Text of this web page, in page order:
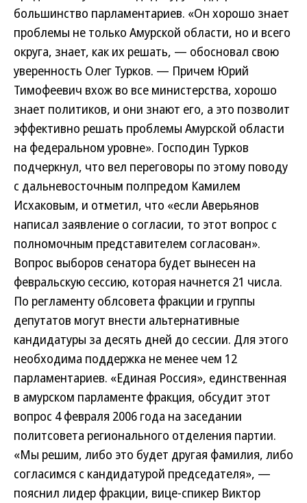
большинство парламентариев. «Он хорошо знает
проблемы не только Амурской области, но и всего
округа, знает, как их решать, — обосновал свою
уверенность Олег Турков. — Причем Юрий
Тимофеевич вхож во все министерства, хорошо
знает политиков, и они знают его, а это позволит
эффективно решать проблемы Амурской области
на федеральном уровне». Господин Турков
подчеркнул, что вел переговоры по этому поводу
с дальневосточным полпредом Камилем
Исхаковым, и отметил, что «если Аверьянов
написал заявление о согласии, то этот вопрос с
полномочным представителем согласован».
Вопрос выборов сенатора будет вынесен на
февральскую сессию, которая начнется 21 числа.
По регламенту облсовета фракции и группы
депутатов могут внести альтернативные
кандидатуры за десять дней до сессии. Для этого
необходима поддержка не менее чем 12
парламентариев. «Единая Россия», единственная
в амурском парламенте фракция, обсудит этот
вопрос 4 февраля 2006 года на заседании
политсовета регионального отделения партии.
«Мы решим, либо это будет другая фамилия, либо
согласимся с кандидатурой председателя», —
пояснил лидер фракции, вице-спикер Виктор